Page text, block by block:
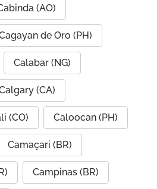
(AO)
de Oro (PH)
Calabar (NG)
(CA)
(CO) Caloocan (PH)
Camaçari (BR)
Campinas (BR)